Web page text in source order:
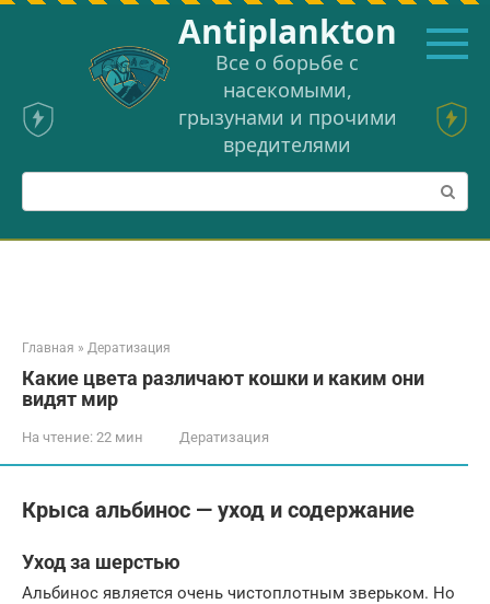
Перейти
Аntiplankton
Все о борьбе с
насекомыми,
грызунами и прочими
вредителями
Поиск:
Главная » Дератизация
Какие цвета различают кошки и каким они
видят мир
На чтение: 22 мин Дератизация
Крыса альбинос — уход и содержание
Уход за шерстью
Альбинос является очень чистоплотным зверьком. Но